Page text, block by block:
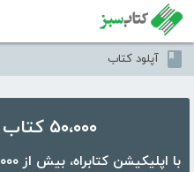
آپلود کتاب
۵۰،۰۰۰ کتاب در موبایل شما